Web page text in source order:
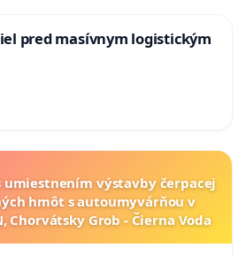
pred masívnym logistickým
umiestnením výstavby čerpacej
hmôt s autoumyvárňou v
Chorvátsky Grob - Čierna Voda